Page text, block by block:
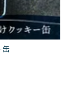
缶